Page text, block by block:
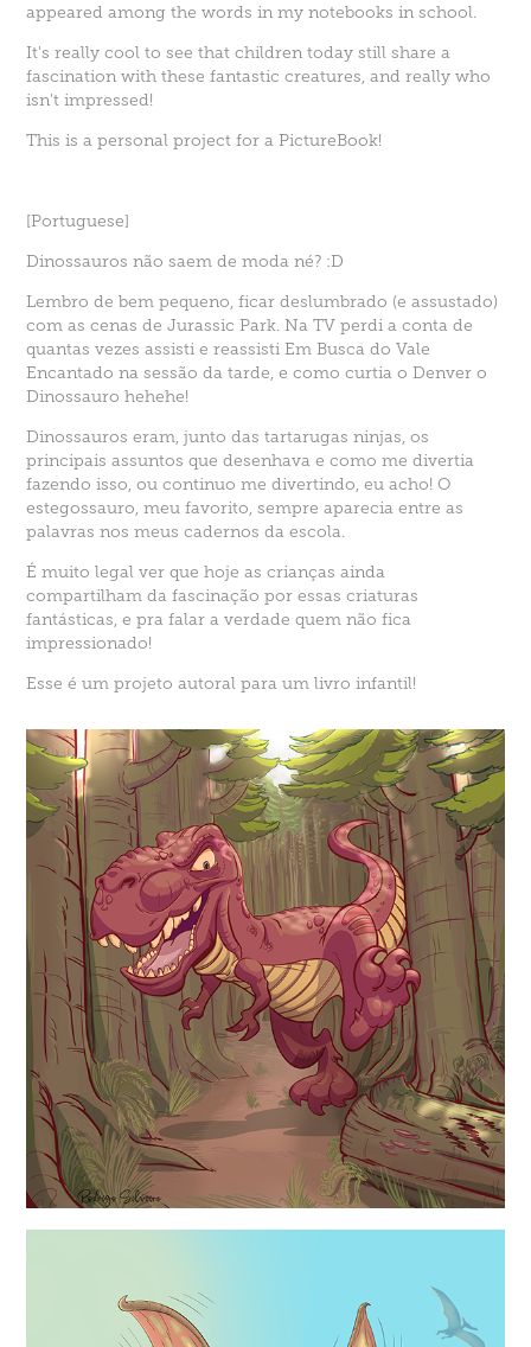
appeared among the words in my notebooks in school.
It's really cool to see that children today still share a
fascination with these fantastic creatures, and really who
isn't impressed!
This is a personal project for a PictureBook!
[Portuguese]
Dinossauros não saem de moda né? :D
Lembro de bem pequeno, ficar deslumbrado (e assustado)
com as cenas de Jurassic Park. Na TV perdi a conta de
quantas vezes assisti e reassisti Em Busca do Vale
Encantado na sessão da tarde, e como curtia o Denver o
Dinossauro hehehe!
Dinossauros eram, junto das tartarugas ninjas, os
principais assuntos que desenhava e como me divertia
fazendo isso, ou continuo me divertindo, eu acho! O
estegossauro, meu favorito, sempre aparecia entre as
palavras nos meus cadernos da escola.
É muito legal ver que hoje as crianças ainda
compartilham da fascinação por essas criaturas
fantásticas, e pra falar a verdade quem não fica
impressionado!
Esse é um projeto autoral para um livro infantil!